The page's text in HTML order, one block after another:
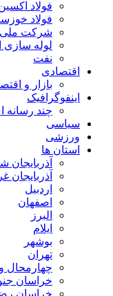
فولاد
فولاد
شرکت ملی
لوله سازی
نفت
اقتصادی
بازار و
اینفوگرافیک
چند رسانه
سیاسی
ورزشی
استان ها
آذربایجان
آذربایجان
اردبیل
اصفهان
البرز
ایلام
بوشهر
تهران
چهارمحال
خراسان
خراسان